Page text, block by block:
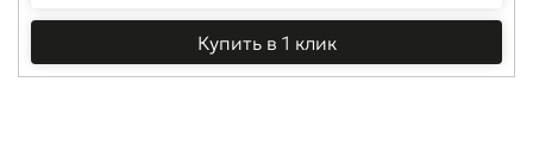
Купить в 1 клик